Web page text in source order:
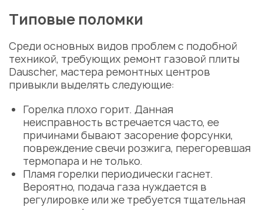
Типовые поломки
Среди основных видов проблем с подобной
техникой, требующих ремонт газовой плиты
Dauscher, мастера ремонтных центров
привыкли выделять следующие:
Горелка плохо горит. Данная
неисправность встречается часто, ее
причинами бывают засорение форсунки,
повреждение свечи розжига, перегоревшая
термопара и не только.
Пламя горелки периодически гаснет.
Вероятно, подача газа нуждается в
регулировке или же требуется тщательная